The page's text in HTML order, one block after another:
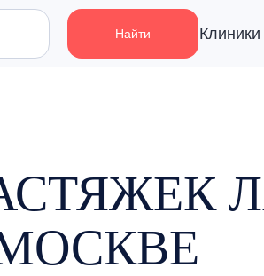
Найти Клиники